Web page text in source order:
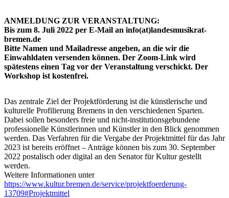
ANMELDUNG ZUR VERANSTALTUNG:
Bis zum 8. Juli 2022 per E-Mail an info(at)landesmusikrat-
bremen.de
Bitte Namen und Mailadresse angeben, an die wir die
Einwahldaten versenden können. Der Zoom-Link wird
spätestens einen Tag vor der Veranstaltung verschickt. Der
Workshop ist kostenfrei.
Das zentrale Ziel der Projektförderung ist die künstlerische und
kulturelle Profilierung Bremens in den verschiedenen Sparten.
Dabei sollen besonders freie und nicht-institutionsgebundene
professionelle Künstlerinnen und Künstler in den Blick genommen
werden. Das Verfahren für die Vergabe der Projektmittel für das Jahr
2023 ist bereits eröffnet – Anträge können bis zum 30. September
2022 postalisch oder digital an den Senator für Kultur gestellt
werden.
Weitere Informationen unter
https://www.kultur.bremen.de/service/projektfoerderung-
13709#Projektmittel